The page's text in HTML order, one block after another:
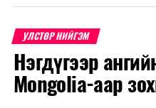
УЛСТӨР НИЙГЭМ
Нэгдүгээр
Mongolia-аар